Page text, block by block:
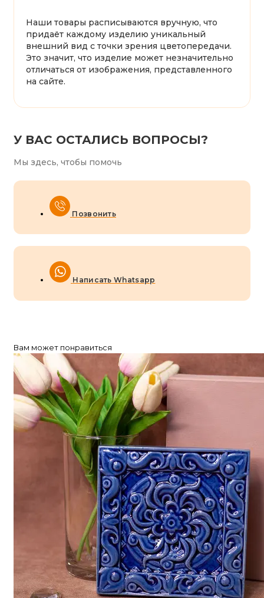
Наши товары расписываются вручную, что
придаёт каждому изделию уникальный
внешний вид с точки зрения цветопередачи.
Это значит, что изделие может незначительно
отличаться от изображения, представленного
на сайте.
У ВАС ОСТАЛИСЬ ВОПРОСЫ?
Мы здесь, чтобы помочь
Позвонить
Написать Whatsapp
Вам может понравиться